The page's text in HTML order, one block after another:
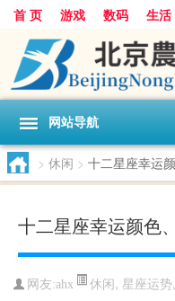
首 页 游戏 数码 生活
互联网
手机 购物
网站导航
> 休闲 > 十二星座幸运
十二星座幸运颜色
网友:ahx 休闲, 星座运势,